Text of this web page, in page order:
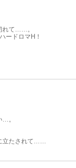
れて……。
ードロマH！
…。
立たされて…。